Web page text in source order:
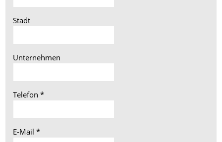
Stadt
Unternehmen
Telefon*
E-Mail*